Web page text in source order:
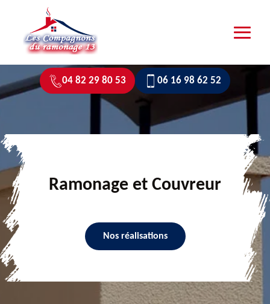
04 82 29 80 53 06 16 98 62 52
Ramonage et Couvreur
Nos réalisations